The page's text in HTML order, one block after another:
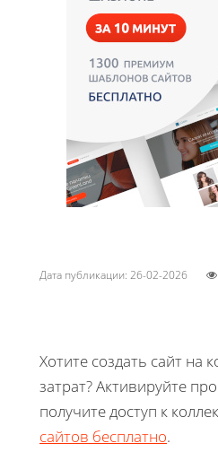
Дата публикации: 26-02-2026
Хотите создать сайт на
затрат? Активируйте
получите доступ к
сайтов бесплатно.